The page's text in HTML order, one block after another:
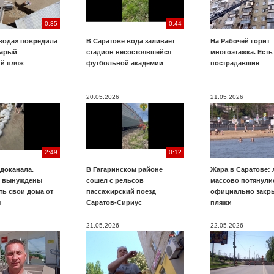
0:35
повредила
пляж
0:44
В Саратове вода заливает
стадион несостоявшейся
футбольной академии
На Рабочей горит
многоэтажка. Есть
пострадавшие
2:49
вынуждены
свои дома от
20.05.2026
0:12
В Гагаринском районе
сошел с рельсов
пассажирский поезд
Саратов-Сириус
21.05.2026
Жара в Саратове:
массово
официально
пляжи
21.05.2026 22.05.2026